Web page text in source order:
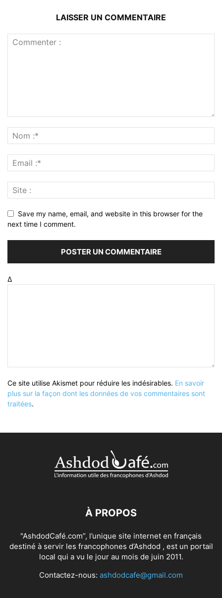
LAISSER UN COMMENTAIRE
Save my name, email, and website in this browser for the
next time I comment.
Δ
Ce site utilise Akismet pour réduire les indésirables. En savoir
plus sur la façon dont les données de vos commentaires sont
traitées.
À PROPOS
"AshdodCafé.com”, l’unique site internet en français
destiné à servir les francophones d’Ashdod , est un portail
local qui a vu le jour au mois de juin 2011.
Contactez-nous: ashdodcafe@gmail.com